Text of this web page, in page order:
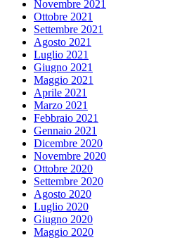
Novembre 2021
Ottobre 2021
Settembre 2021
Agosto 2021
Luglio 2021
Giugno 2021
Maggio 2021
Aprile 2021
Marzo 2021
Febbraio 2021
Gennaio 2021
Dicembre 2020
Novembre 2020
Ottobre 2020
Settembre 2020
Agosto 2020
Luglio 2020
Giugno 2020
Maggio 2020